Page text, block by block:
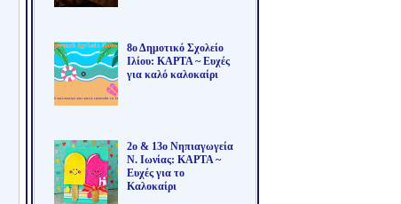
8ο Δημοτικό Σχολείο
Ιλίου: ΚΑΡΤΑ ~ Ευχές
για καλό καλοκαίρι
2ο & 13ο Νηπιαγωγεία
Ν. Ιωνίας: ΚΑΡΤΑ ~
Ευχές για το
Καλοκαίρι